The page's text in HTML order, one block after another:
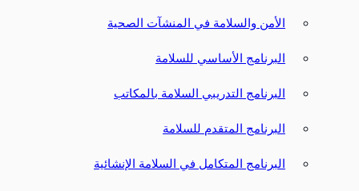
الأمن والسلامة في المنشآت الصحية
البرنامج الأساسي للسلامة
البرنامج التدريبي السلامة بالمكاتب
البرنامج المتقدم للسلامة
البرنامج المتكامل في السلامة الإنشائية